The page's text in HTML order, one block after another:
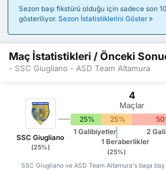
Sezon başı fikstürü olduğu için sadece son
gösteriliyor. Sezon İstatistiklerini Göster
Maç İstatistikleri / Önceki
- SSC Giugliano - ASD Team Altamura
SSC Giugliano
(25%)
4
Maçlar
25% 25%
1 Galibiyetler
1 Beraberlikler
(25%)
2
SSC Giugliano ve ASD Team Altamura's başa baş